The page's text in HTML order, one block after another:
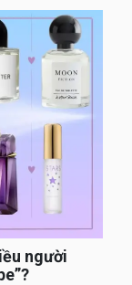
người